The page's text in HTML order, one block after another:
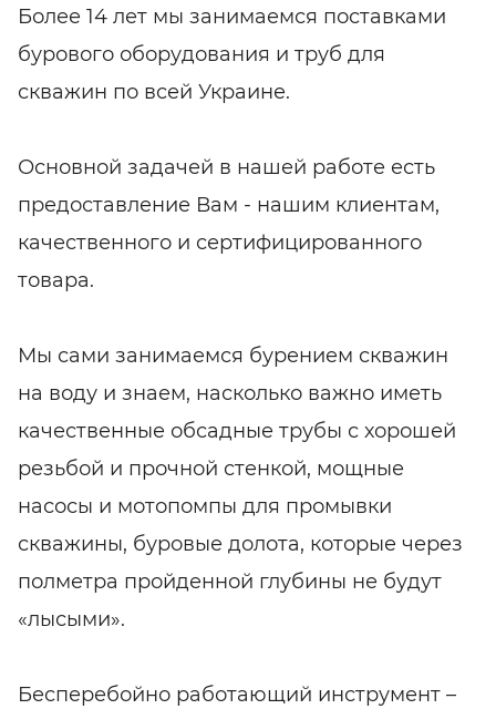
Более 14 лет мы занимаемся поставками
бурового оборудования и труб для
скважин по всей Украине.
Основной задачей в нашей работе есть
предоставление Вам - нашим клиентам,
качественного и сертифицированного
товара.
Мы сами занимаемся бурением скважин
на воду и знаем, насколько важно иметь
качественные обсадные трубы с хорошей
резьбой и прочной стенкой, мощные
насосы и мотопомпы для промывки
скважины, буровые долота, которые через
полметра пройденной глубины не будут
«лысыми».
Бесперебойно работающий инструмент –